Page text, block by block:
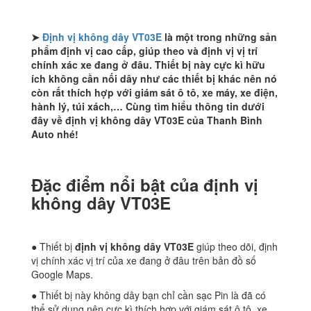
➤ Định vị không dây VT03E là một trong những sản
phẩm định vị cao cấp, giúp theo và định vị vị trí
chính xác xe đang ở đâu. Thiết bị này cực kì hữu
ích không cần nối dây như các thiết bị khác nên nó
còn rất thích hợp với giám sát ô tô, xe máy, xe điện,
hành lý, túi xách,… Cùng tìm hiểu thông tin dưới
đây về định vị không dây VT03E của Thanh Bình
Auto nhé!
Đặc điểm nổi bật của định vị
không dây VT03E
● Thiết bị định vị không dây VT03E giúp theo dõi, định
vị chính xác vị trí của xe đang ở đâu trên bản đồ số
Google Maps.
● Thiết bị này không dây bạn chỉ cần sạc Pin là đã có